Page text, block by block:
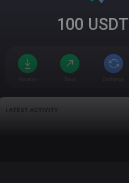
100 USDT